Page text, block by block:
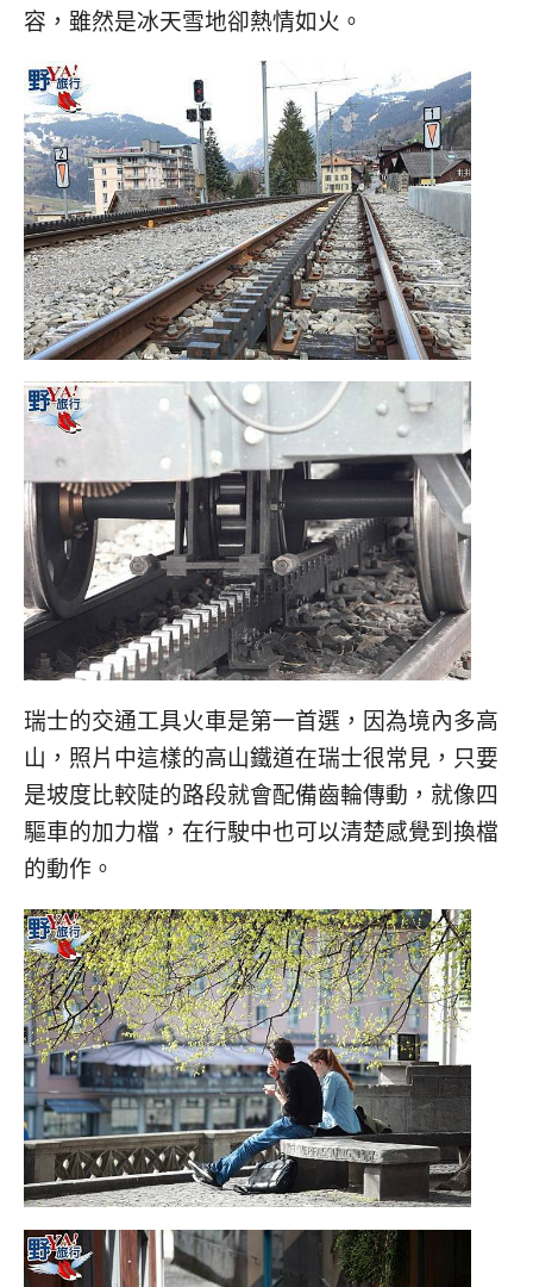
容，雖然是冰天雪地卻熱情如火。
瑞士的交通工具火車是第一首選，因為境內多高
山，照片中這樣的高山鐵道在瑞士很常見，只要
是坡度比較陡的路段就會配備齒輪傳動，就像四
驅車的加力檔，在行駛中也可以清楚感覺到換檔
的動作。